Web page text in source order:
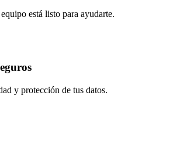
está listo para ayudarte.
y protección de tus datos.